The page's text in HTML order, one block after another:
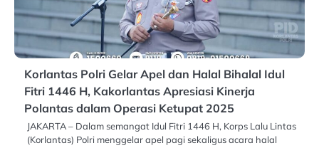
Korlantas Polri Gelar Apel dan Halal Bihalal Idul
Fitri 1446 H, Kakorlantas Apresiasi Kinerja
Polantas dalam Operasi Ketupat 2025
JAKARTA – Dalam semangat Idul Fitri 1446 H, Korps Lalu Lintas
(Korlantas) Polri menggelar apel pagi sekaligus acara halal